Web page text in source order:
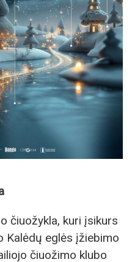
čiuožykla, kuri įsikurs
Kalėdų eglės įžiebimo
čiuožimo klubo